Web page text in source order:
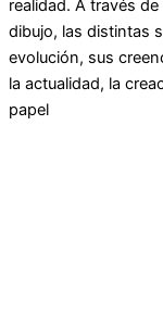
realidad. A través
dibujo, las distintas
evolución, sus
la actualidad, la
papel